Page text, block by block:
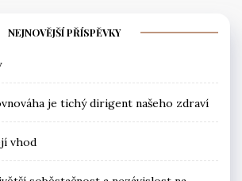
NEJNOVĚJŠÍ PŘÍSPĚVKY
je tichý dirigent našeho zdraví
vhod